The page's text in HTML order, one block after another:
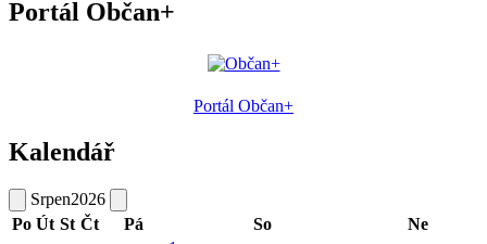
Portál Občan+
Portál Občan+
Kalendář
Srpen2026
Po Út St Čt Pá So
Ne